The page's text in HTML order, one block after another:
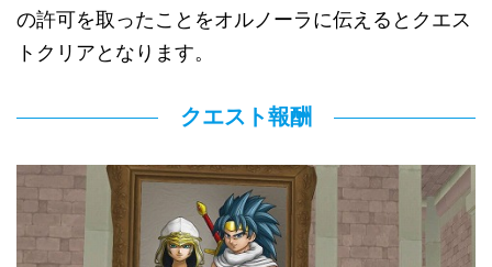
の許可を取ったことをオルノーラに伝えるとクエス
トクリアとなります。
クエスト報酬